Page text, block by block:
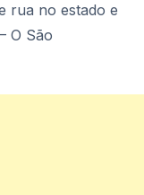
para
...
rua no estado e
O São